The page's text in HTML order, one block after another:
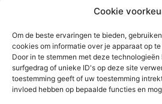
Cookie
Om de beste ervaringen te bieden,
cookies om informatie over je apparaat op
Door in te stemmen met deze
surfgedrag of unieke ID's op deze site
toestemming geeft of uw toestemming
invloed hebben op bepaalde functies en
Copyright © 2026